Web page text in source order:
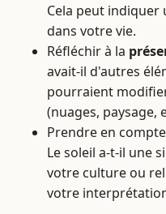
Cela peut indiquer
dans votre vie.
Réfléchir à la
avait-il d'autres
pourraient
(nuages, paysage,
Prendre en
Le soleil a-t-il une
votre culture ou
votre